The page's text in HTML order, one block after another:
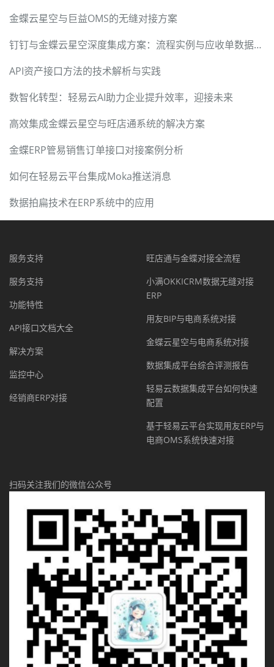
金蝶云星空与巨益OMS的无缝对接方案
钉钉与金蝶云星空深度集成方案：流程实例与应收单数据无缝对接
API资产接口方法的技术解析与实践
数智化转型：轻易云AI助力企业提升效率，迎接未来
高效集成金蝶云星空与旺店通系统的解决方案
金蝶ERP管易销售订单接口对接案例分析
如何在轻易云平台集成Moka推送消息
数据拍扁技术在ERP系统中的应用
服务支持
服务支持
功能特性
API接口文档大全
解决方案
监控中心
经销商ERP对接
旺店通与金蝶对接全流程
小满OKKICRM数据无缝对接
ERP
用友BIP与电商系统对接
金蝶云星空与电商系统对接
数据集成平台综合评测报告
轻易云数据集成平台如何快速
配置
基于轻易云平台实现用友ERP与
电商OMS系统快速对接
扫码关注我们的微信公众号